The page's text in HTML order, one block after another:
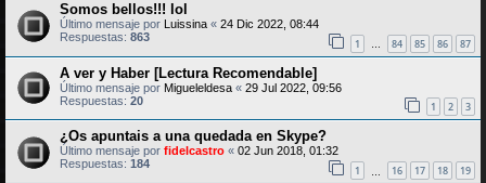
Somos bellos!!! lol
Último mensaje por Luissina « 24 Dic 2022, 08:44
Respuestas: 863 1 … 84 85 86 87
A ver y Haber [Lectura Recomendable]
Último mensaje por Migueleldesa « 29 Jul 2022, 09:56
Respuestas: 20 1 2 3
¿Os apuntais a una quedada en Skype?
Último mensaje por fidelcastro « 02 Jun 2018, 01:32
Respuestas: 184 1 16 17 18 19